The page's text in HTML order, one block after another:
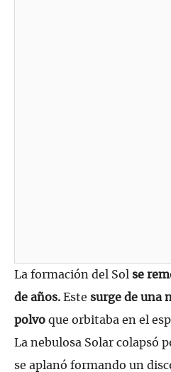
La formación del Sol se
de años. Este surge de una
polvo que orbitaba en el
La nebulosa Solar colapsó
se aplanó formando un